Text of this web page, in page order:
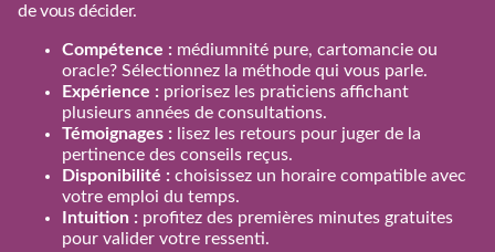
de vous décider.
Compétence : médiumnité pure, cartomancie ou
oracle? Sélectionnez la méthode qui vous parle.
Expérience : priorisez les praticiens affichant
plusieurs années de consultations.
Témoignages : lisez les retours pour juger de la
pertinence des conseils reçus.
Disponibilité : choisissez un horaire compatible avec
votre emploi du temps.
Intuition : profitez des premières minutes gratuites
pour valider votre ressenti.